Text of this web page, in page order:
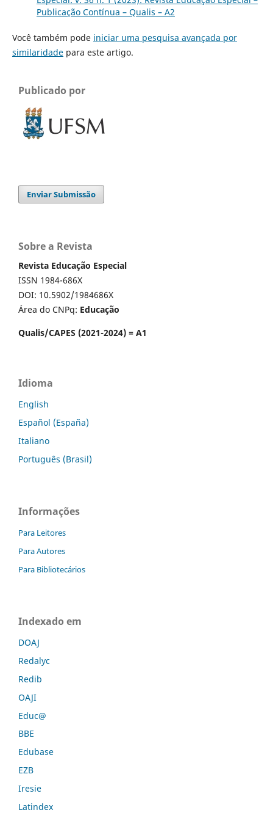
Publicação Contínua – Qualis – A2
Você também pode iniciar uma pesquisa avançada por
similaridadepara este artigo.
Publicado por
Enviar Submissão
Sobre a Revista
Revista Educação Especial
ISSN 1984-686X
DOI: 10.5902/1984686X
Área do CNPq: Educação
Qualis/CAPES (2021-2024) = A1
Idioma
English
Español (España)
Italiano
Português (Brasil)
Informações
Para Leitores
Para Autores
Para Bibliotecários
Indexado em
DOAJ
Redalyc
Redib
OAJI
Educ@
BBE
Edubase
EZB
Iresie
Latindex